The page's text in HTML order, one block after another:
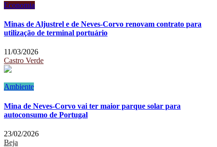
Economia
Minas de Aljustrel e de Neves-Corvo renovam contrato para
utilização de terminal portuário
11/03/2026
Castro Verde
Ambiente
Mina de Neves-Corvo vai ter maior parque solar para
autoconsumo de Portugal
23/02/2026
Beja